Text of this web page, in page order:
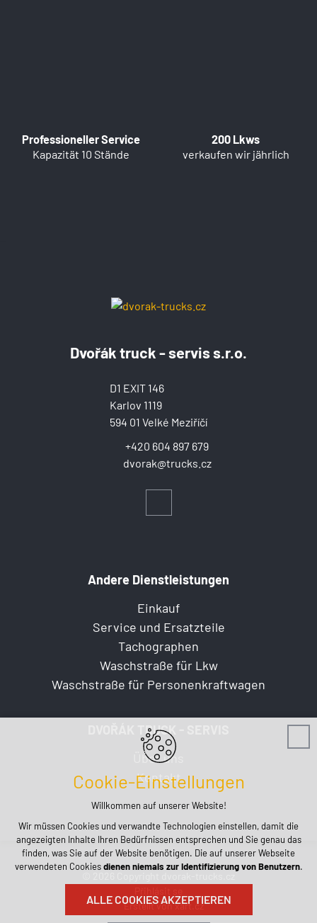
Professioneller Service
Kapazität 10 Stände
200 Lkws
verkaufen wir jährlich
Dvořák truck - servis s.r.o.
dvorak@trucks.cz
+420 604 897 679
D1 EXIT 146
Karlov 1119
594 01 Velké Meziříčí
Andere Dienstleistungen
Einkauf
Service und Ersatzteile
Tachographen
Waschstraße für Lkw
Waschstraße für Personenkraftwagen
DVOŘÁK TRUCK - SERVIS
Über uns
Kontakt
Erstellt von xart.cz
Cookie-Einstellungen
Willkommen auf unserer Website!
Wir müssen Cookies und verwandte Technologien einstellen, damit die
angezeigten Inhalte Ihren Bedürfnissen entsprechen und Sie genau das
finden, was Sie auf der Website benötigen. Die auf unserer Webseite
verwendeten Cookiesdienen niemals zur Identifizierung von Benutzern.
ALLE COOKIES AKZEPTIEREN